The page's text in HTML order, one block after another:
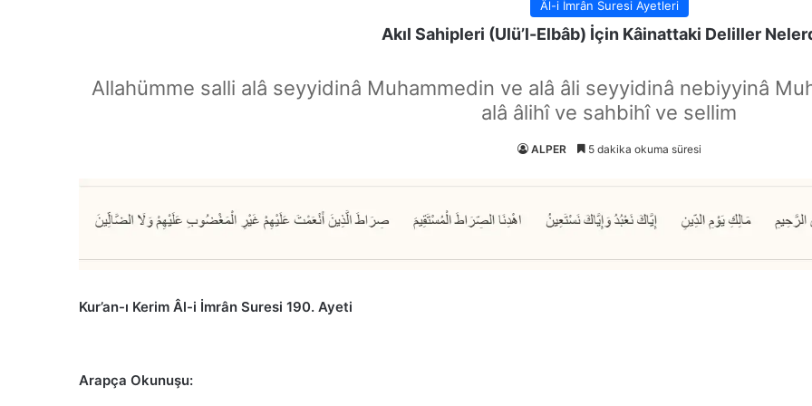
Âl-i İmrân Suresi Ayetleri
Akıl Sahipleri (Ulü’l-Elbâb) İçin Kâinattaki Deliller
Allahümme salli alâ seyyidinâ Muhammedin ve alâ âli seyyidinâ nebiyyinâ
alâ âlihî ve sahbihî ve sellim
ALPER 5 dakika okuma süresi
Kur’an-ı Kerim Âl-i İmrân Suresi 190. Ayeti
Arapça Okunuşu: